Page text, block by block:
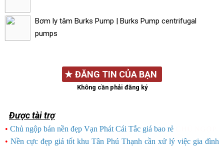
Bơm ly tâm Burks Pump | Burks Pump centrifugal
pumps
★ ĐĂNG TIN CỦA BẠN
Không cần phải đăng ký
Được tài trợ
• Chủ ngộp bán nền đẹp Vạn Phát Cái Tắc giá bao rẻ
• Nền cực đẹp giá tốt khu Tân Phú Thạnh cần xử lý việc gia đình